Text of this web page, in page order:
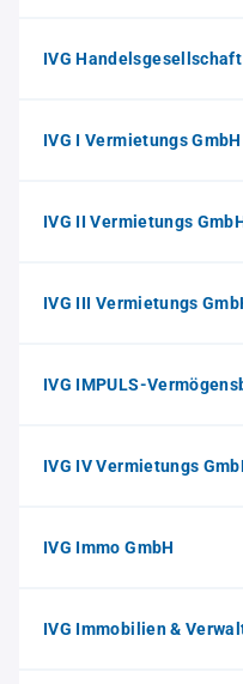
IVG
IVG I Vermietungs GmbH
IVG II Vermietungs
IVG III Vermietungs
IVG IMPULS-
IVG IV Vermietungs
IVG Immo GmbH
IVG Immobilien &